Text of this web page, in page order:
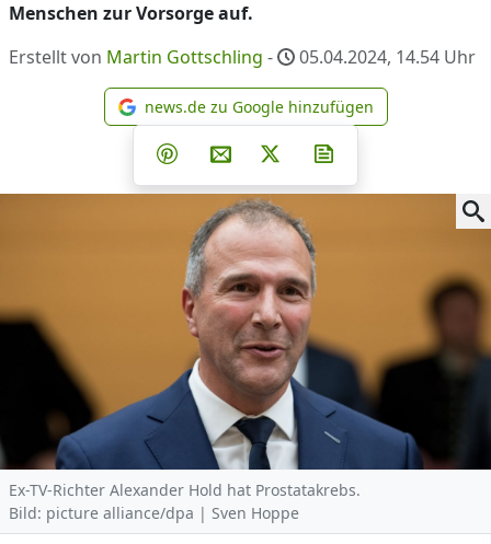
Menschen zur Vorsorge auf.
Erstellt von Martin Gottschling - 05.04.2024, 14.54 Uhr
news.de zu Google
news.de zu Google hinzufügen
Teilen auf Facebook
Teilen auf Whatsapp
Teilen auf Telegram
Teilen auf Pinterest
Per E-Mail teilen
Post auf X
Ex-TV-Richter Alexander Hold hat Prostatakrebs.
Bild: picture alliance/dpa | Sven Hoppe